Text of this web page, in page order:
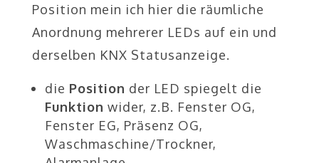
Position mein ich hier die räumliche
Anordnung mehrerer LEDs auf ein und
derselben KNX Statusanzeige.
die Position der LED spiegelt die
Funktion wider, z.B. Fenster OG,
Fenster EG, Präsenz OG,
Waschmaschine/Trockner,